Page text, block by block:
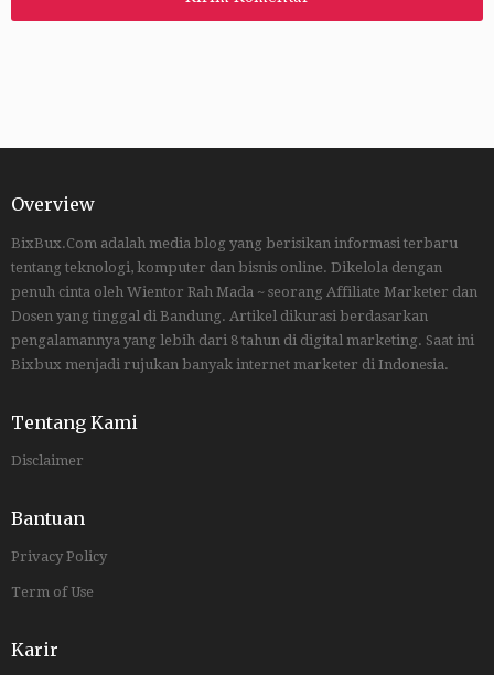
Overview
BixBux.Com adalah media blog yang berisikan informasi terbaru
tentang teknologi, komputer dan bisnis online. Dikelola dengan
penuh cinta oleh Wientor Rah Mada ~ seorang Affiliate Marketer dan
Dosen yang tinggal di Bandung. Artikel dikurasi berdasarkan
pengalamannya yang lebih dari 8 tahun di digital marketing. Saat ini
Bixbux menjadi rujukan banyak internet marketer di Indonesia.
Tentang Kami
Disclaimer
Bantuan
Privacy Policy
Term of Use
Karir